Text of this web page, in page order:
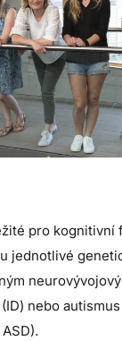
pro kognitivní
jednotlivé
nebo